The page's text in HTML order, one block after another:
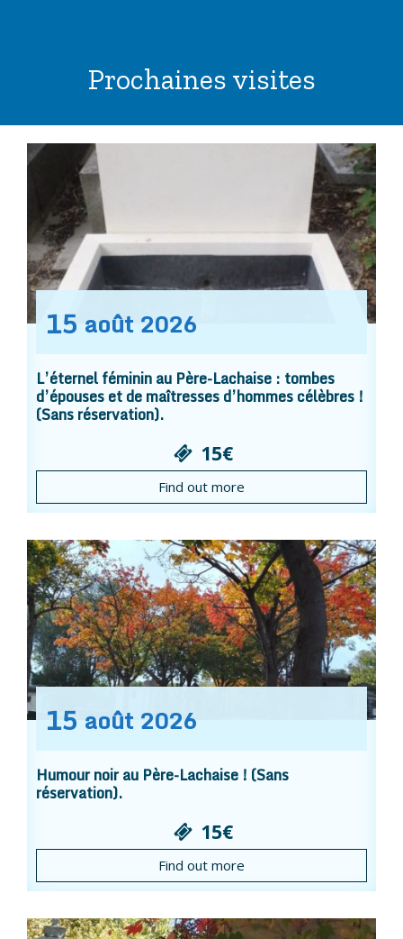
Prochaines visites
15 août 2026
L’éternel féminin au Père-Lachaise : tombes
d’épouses et de maîtresses d’hommes célèbres !
(Sans réservation).
15€
Find out more
15 août 2026
Humour noir au Père-Lachaise ! (Sans
réservation).
15€
Find out more